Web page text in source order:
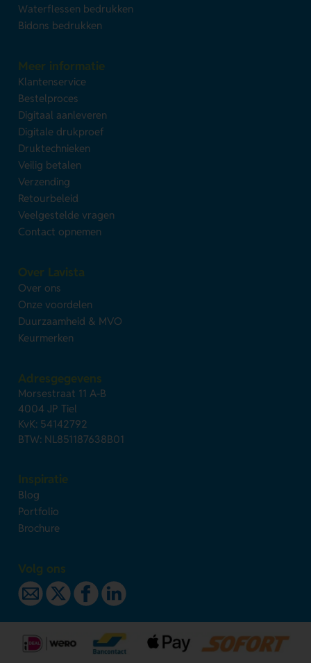
Waterflessen bedrukken
Bidons bedrukken
Meer informatie
Klantenservice
Bestelproces
Digitaal aanleveren
Digitale drukproef
Druktechnieken
Veilig betalen
Verzending
Retourbeleid
Veelgestelde vragen
Contact opnemen
Over Lavista
Over ons
Onze voordelen
Duurzaamheid & MVO
Keurmerken
Adresgegevens
Morsestraat 11 A-B
4004 JP Tiel
KvK: 54142792
BTW: NL851187638B01
Inspiratie
Blog
Portfolio
Brochure
Volg ons